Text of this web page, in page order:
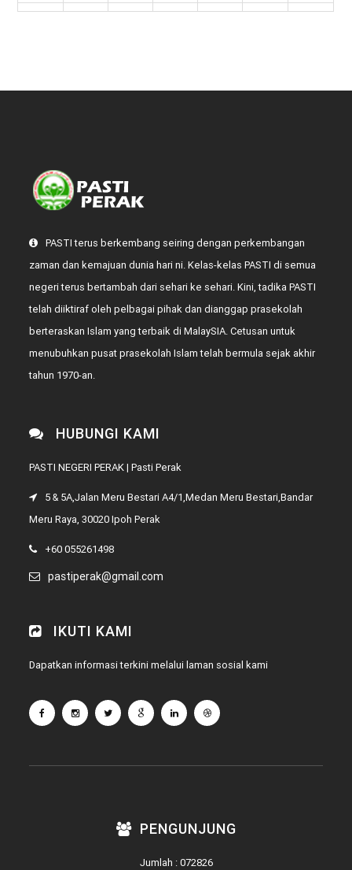
PASTI terus berkembang seiring dengan perkembangan
zaman dan kemajuan dunia hari ni. Kelas-kelas PASTI di semua
negeri terus bertambah dari sehari ke sehari. Kini, tadika PASTI
telah diiktiraf oleh pelbagai pihak dan dianggap prasekolah
berteraskan Islam yang terbaik di MalaySIA. Cetusan untuk
menubuhkan pusat prasekolah Islam telah bermula sejak akhir
tahun 1970-an.
HUBUNGI KAMI
PASTI NEGERI PERAK | Pasti Perak
5 & 5A,Jalan Meru Bestari A4/1,Medan Meru Bestari,Bandar
Meru Raya, 30020 Ipoh Perak
+60 055261498
pastiperak@gmail.com
IKUTI KAMI
Dapatkan informasi terkini melalui laman sosial kami
PENGUNJUNG
Jumlah : 072826